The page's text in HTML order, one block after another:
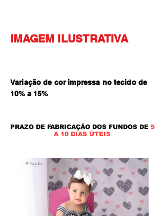
IMAGEM ILUSTRATIVA
Variação de cor impressa no tecido de
10% a 15%
PRAZO DE FABRICAÇÃO DOS FUNDOS DE 5
A 10 DIAS ÚTEIS